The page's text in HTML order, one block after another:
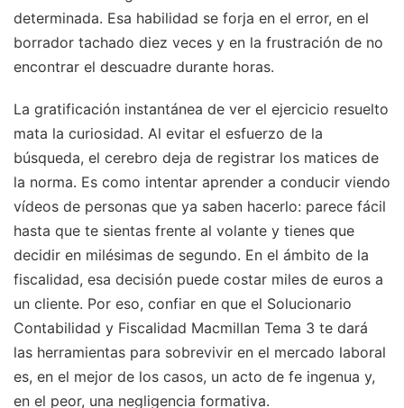
determinada. Esa habilidad se forja en el error, en el
borrador tachado diez veces y en la frustración de no
encontrar el descuadre durante horas.
La gratificación instantánea de ver el ejercicio resuelto
mata la curiosidad. Al evitar el esfuerzo de la
búsqueda, el cerebro deja de registrar los matices de
la norma. Es como intentar aprender a conducir viendo
vídeos de personas que ya saben hacerlo: parece fácil
hasta que te sientas frente al volante y tienes que
decidir en milésimas de segundo. En el ámbito de la
fiscalidad, esa decisión puede costar miles de euros a
un cliente. Por eso, confiar en que el Solucionario
Contabilidad y Fiscalidad Macmillan Tema 3 te dará
las herramientas para sobrevivir en el mercado laboral
es, en el mejor de los casos, un acto de fe ingenua y,
en el peor, una negligencia formativa.